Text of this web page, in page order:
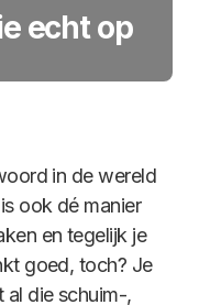
echt op
in de wereld
ook dé manier
en tegelijk je
goed, toch? Je
al die schuim-,